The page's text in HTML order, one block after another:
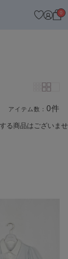
0
アイテム数：0件
る商品はございませ